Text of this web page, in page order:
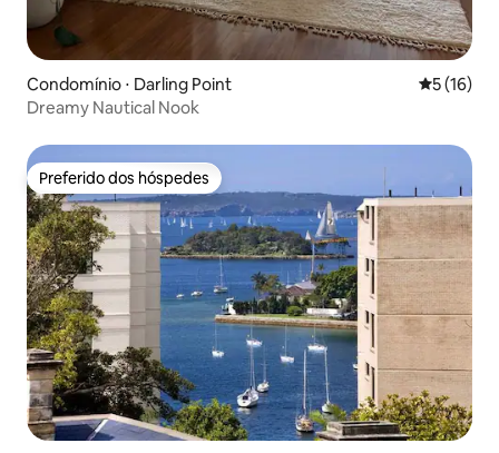
Condomínio ⋅ Darling Point 5 de uma
5 (16)
Dreamy Nautical Nook
Preferido dos hóspedes
Preferido dos hóspedes